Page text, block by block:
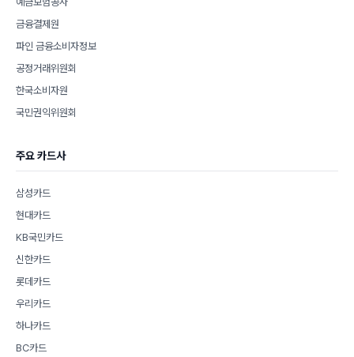
금융결제원
파인 금융소비자정보
공정거래위원회
한국소비자원
국민권익위원회
주요 카드사
삼성카드
현대카드
KB국민카드
신한카드
롯데카드
우리카드
하나카드
BC카드